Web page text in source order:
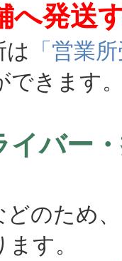
へ発送
「営業
できます
イバー
のため
す。